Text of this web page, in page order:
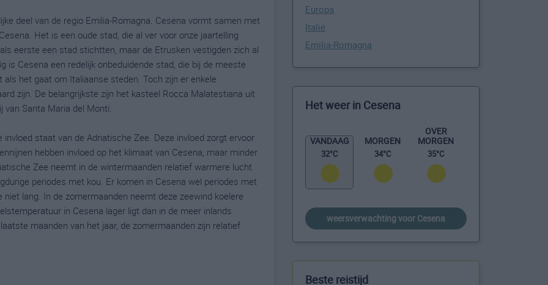
deel van de regio Emilia-Romagna. Cesena vormt samen met
Het is een oude stad, die al ver voor onze jaartelling
eerste een stad stichtten, maar de Etrusken vestigden zich al
is Cesena een redelijk onbeduidende stad, die bij de meeste
het gaat om Italiaanse steden. Toch zijn er enkele
zijn. De belangrijkste zijn het kasteel Rocca Malatestiana uit
van Santa Maria del Monti.
staat van de Adriatische Zee. Deze invloed zorgt ervoor
hebben invloed op het klimaat van Cesena, maar minder
Zee neemt in de wintermaanden relatief warmere lucht
periodes met kou. Er komen in Cesena wel periodes met
lang. In de zomermaanden neemt deze zeewind koelere
in Cesena lager ligt dan in de meer inlands
maanden van het jaar, de zomermaanden zijn relatief
Europa
Italië
Emilia-Romagna
Het weer in Cesena
VANDAAG
32°C
MORGEN
34°C
OVER
MORGEN
35°C
weersverwachting voor Cesena
Beste reistijd